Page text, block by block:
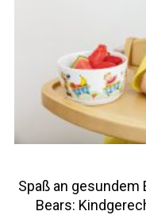
Spaß an
Bears: